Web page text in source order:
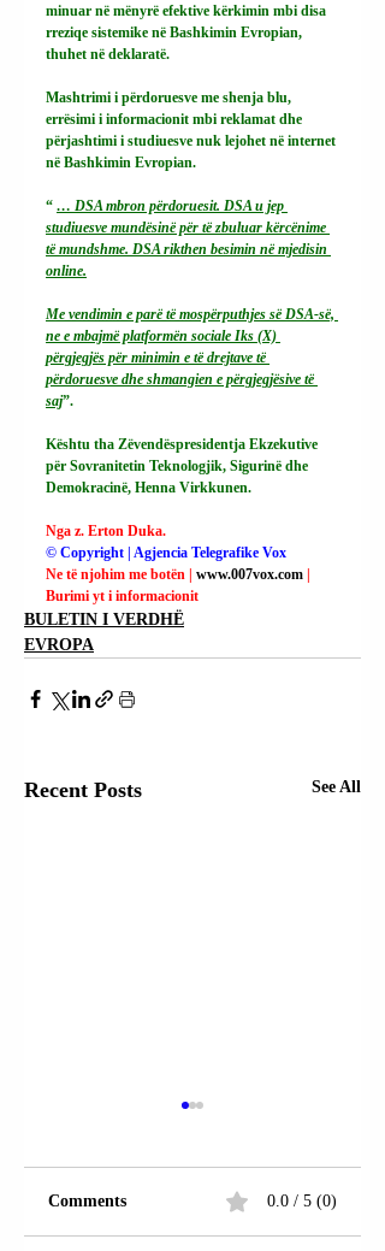
minuar në mënyrë efektive kërkimin mbi disa
rreziqe sistemike në Bashkimin Evropian,
thuhet në deklaratë.
Mashtrimi i përdoruesve me shenja blu,
errësimi i informacionit mbi reklamat dhe
përjashtimi i studiuesve nuk lejohet në internet
në Bashkimin Evropian.
“ … DSA mbron përdoruesit. DSA u jep
studiuesve mundësinë për të zbuluar kërcënime
të mundshme. DSA rikthen besimin në mjedisin
online.
Me vendimin e parë të mospërputhjes së DSA-së,
ne e mbajmë platformën sociale Iks (X)
përgjegjës për minimin e të drejtave të
përdoruesve dhe shmangien e përgjegjësive të
saj”.
Kështu tha Zëvendëspresidentja Ekzekutive
për Sovranitetin Teknologjik, Sigurinë dhe
Demokracinë, Henna Virkkunen.
Nga z. Erton Duka.
© Copyright | Agjencia Telegrafike Vox
Ne të njohim me botën | www.007vox.com
Burimi yt i informacionit
BULETIN I VERDHË
EVROPA
Recent Posts See All
Comments 0.0 / 5 (0)